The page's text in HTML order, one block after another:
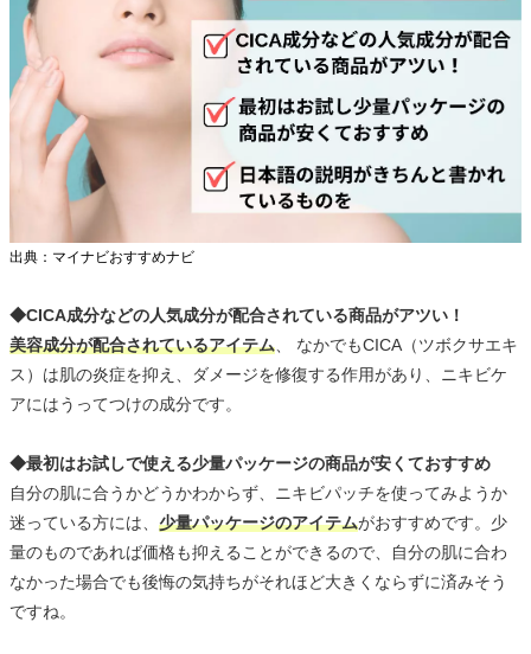
出典：マイナビおすすめナビ
◆CICA成分などの人気成分が配合されている商品がアツい！
美容成分が配合されているアイテム 、 なかでもCICA（ツボクサエキ
ス）は肌の炎症を抑え、ダメージを修復する作用があり、ニキビケ
アにはうってつけの成分です。
◆最初はお試しで使える少量パッケージの商品が安くておすすめ
自分の肌に合うかどうかわからず、ニキビパッチを使ってみようか
迷っている方には、 少量パッケージのアイテムがおすすめです。少
量のものであれば価格も抑えることができるので、自分の肌に合わ
なかった場合でも後悔の気持ちがそれほど大きくならずに済みそう
ですね。